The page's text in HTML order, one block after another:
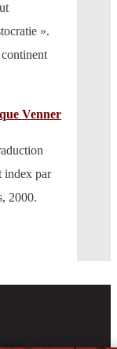
».
Venner
index par
2000.